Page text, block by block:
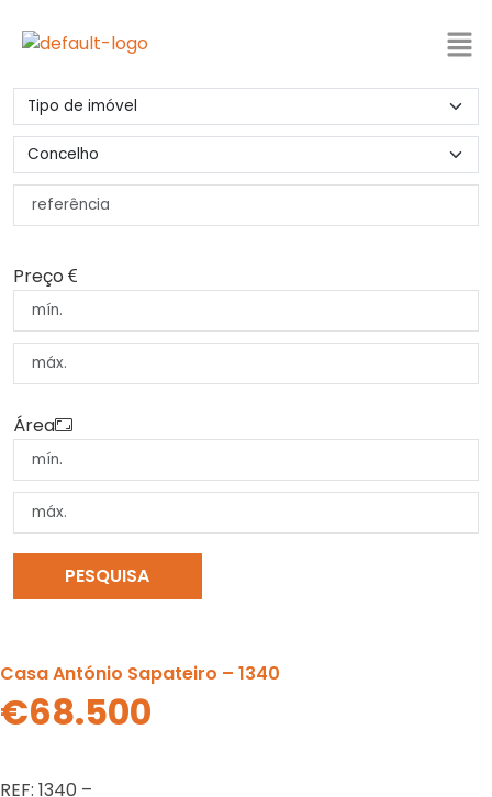
Preço
Área
PESQUISA
Casa António Sapateiro – 1340
€68.500
REF: 1340 –